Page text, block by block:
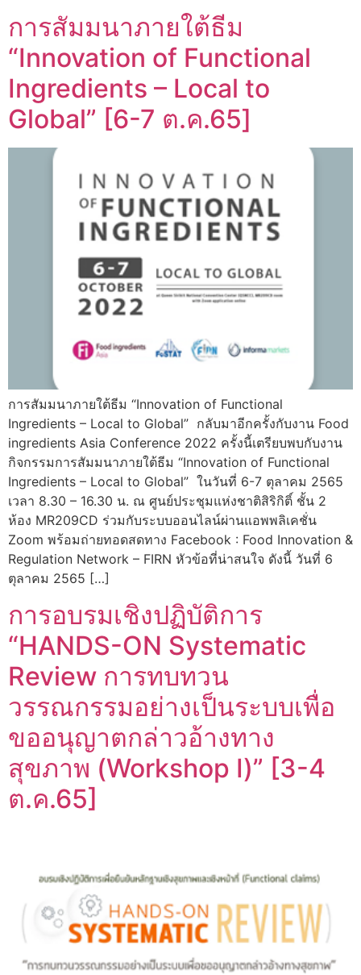
การสัมมนาภายใต้ธีม
“Innovation of Functional
Ingredients – Local to
Global” [6-7 ต.ค.65]
การสัมมนาภายใต้ธีม “Innovation of Functional
Ingredients – Local to Global” กลับมาอีกครั้งกับงาน Food
ingredients Asia Conference 2022 ครั้งนี้เตรียบพบกับงาน
กิจกรรมการสัมมนาภายใต้ธีม “Innovation of Functional
Ingredients – Local to Global” ในวันที่ 6-7 ตุลาคม 2565
เวลา 8.30 – 16.30 น. ณ ศูนย์ประชุมแห่งชาติสิริกิติ์ ชั้น 2
ห้อง MR209CD ร่วมกับระบบออนไลน์ผ่านแอพพลิเคชั่น
Zoom พร้อมถ่ายทอดสดทาง Facebook : Food Innovation &
Regulation Network – FIRN หัวข้อที่น่าสนใจ ดังนี้ วันที่ 6
ตุลาคม 2565 […]
การอบรมเชิงปฏิบัติการ
“HANDS-ON Systematic
Review การทบทวน
วรรณกรรมอย่างเป็นระบบเพื่อ
ขออนุญาตกล่าวอ้างทาง
สุขภาพ (Workshop I)” [3-4
ต.ค.65]